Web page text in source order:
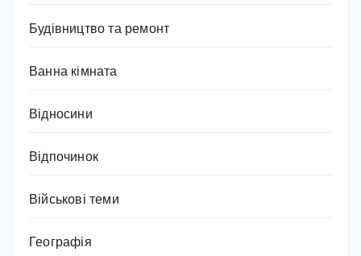
Будівництво та ремонт
Ванна кімната
Відносини
Відпочинок
Військові теми
Географія